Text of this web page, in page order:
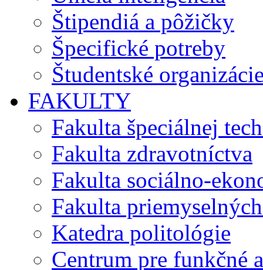
Štipendiá a pôžičky
Špecifické potreby
Študentské
FAKULTY
Fakulta špeciálnej
Fakulta zdravotníctva
Fakulta sociálno-
Fakulta
Katedra politológie
Centrum pre funkčné